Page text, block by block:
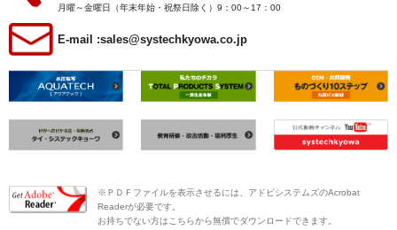
月曜～金曜日（年末年始・祝祭日除く）9：00～17：00
E-mail :sales@systechkyowa.co.jp
※ＰＤＦファイルを表示させるには、アドビシステムズのAcrobat
Readerが必要です。
お持ちでない方は こちらから無償でダウンロードできます。